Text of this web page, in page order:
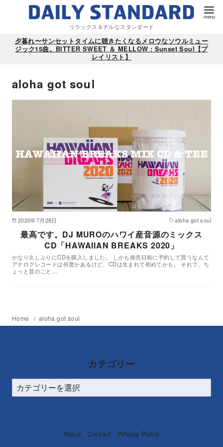
リラックス＆チルなスタンダード
夕暮れ〜サンセットタイムに聴きたくなるメロウなソウルミュー
ジック15曲。BITTER SWEET ＆ MELLOW : Sunset Soul【プ
レイリスト】
aloha got soul
2020年7月28日 aloha got soul
最高です。DJ MUROのハワイ産音源のミックス
CD「HAWAIIAN BREAKS 2020」
かなり久しぶりにCDを購入しました。 しかも発売日前に予約して買うなんて
アナログレコードは何度かあるけど、CDは生まれて初めてかも。 それで、ち
ょっと昔のこと…
Home aloha got soul
カテゴリー
About Contact Privacy Policy